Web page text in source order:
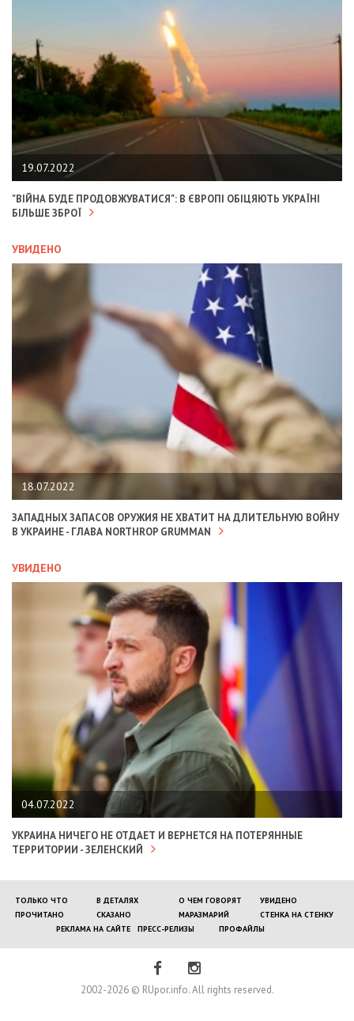
19.07.2022
"ВІЙНА БУДЕ ПРОДОВЖУВАТИСЯ": В ЄВРОПІ ОБІЦЯЮТЬ УКРАЇНІ
БІЛЬШЕ ЗБРОЇ
УВИДЕНО
18.07.2022
ЗАПАДНЫХ ЗАПАСОВ ОРУЖИЯ НЕ ХВАТИТ НА ДЛИТЕЛЬНУЮ ВОЙНУ
В УКРАИНЕ - ГЛАВА NORTHROP GRUMMAN
УВИДЕНО
04.07.2022
УКРАИНА НИЧЕГО НЕ ОТДАЕТ И ВЕРНЕТСЯ НА ПОТЕРЯННЫЕ
ТЕРРИТОРИИ - ЗЕЛЕНСКИЙ
ТОЛЬКО ЧТО В ДЕТАЛЯХ О ЧЕМ ГОВОРЯТ
УВИДЕНО
ПРОЧИТАНО
СКАЗАНО МАРАЗМАРИЙ
СТЕНКА НА СТЕНКУ
РЕКЛАМА НА САЙТЕ
ПРЕСС-РЕЛИЗЫ ПРОФАЙЛЫ
2002-2026 © RUpor.info. All rights reserved.